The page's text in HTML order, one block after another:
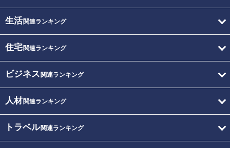
生活関連ランキング
住宅関連ランキング
ビジネス 関連ランキング
人材関連ランキング
トラベル関連ランキング